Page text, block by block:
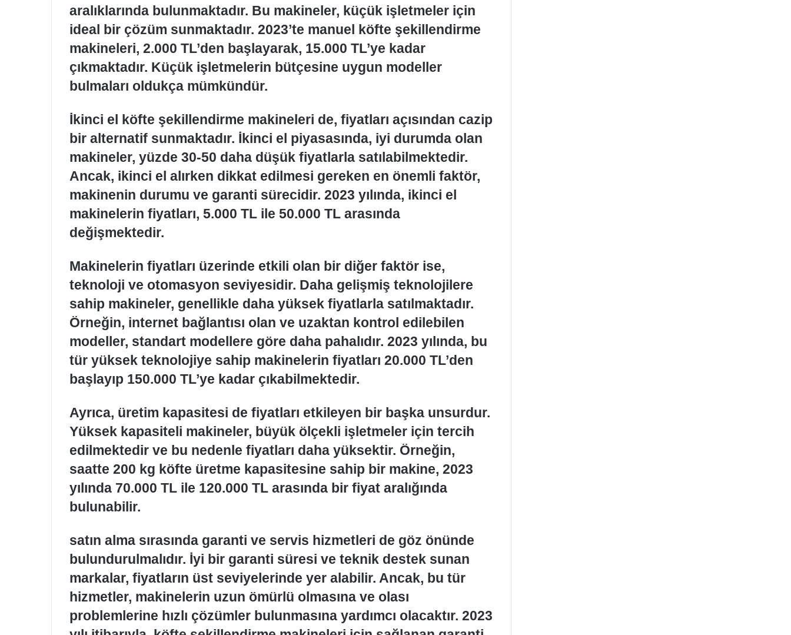
aralıklarında bulunmaktadır. Bu makineler, küçük işletmeler için
ideal bir çözüm sunmaktadır. 2023’te manuel köfte şekillendirme
makineleri, 2.000 TL’den başlayarak, 15.000 TL’ye kadar
çıkmaktadır. Küçük işletmelerin bütçesine uygun modeller
bulmaları oldukça mümkündür.
İkinci el köfte şekillendirme makineleri de, fiyatları açısından cazip
bir alternatif sunmaktadır. İkinci el piyasasında, iyi durumda olan
makineler, yüzde 30-50 daha düşük fiyatlarla satılabilmektedir.
Ancak, ikinci el alırken dikkat edilmesi gereken en önemli faktör,
makinenin durumu ve garanti sürecidir. 2023 yılında, ikinci el
makinelerin fiyatları, 5.000 TL ile 50.000 TL arasında
değişmektedir.
Makinelerin fiyatları üzerinde etkili olan bir diğer faktör ise,
teknoloji ve otomasyon seviyesidir. Daha gelişmiş teknolojilere
sahip makineler, genellikle daha yüksek fiyatlarla satılmaktadır.
Örneğin, internet bağlantısı olan ve uzaktan kontrol edilebilen
modeller, standart modellere göre daha pahalıdır. 2023 yılında, bu
tür yüksek teknolojiye sahip makinelerin fiyatları 20.000 TL’den
başlayıp 150.000 TL’ye kadar çıkabilmektedir.
Ayrıca, üretim kapasitesi de fiyatları etkileyen bir başka unsurdur.
Yüksek kapasiteli makineler, büyük ölçekli işletmeler için tercih
edilmektedir ve bu nedenle fiyatları daha yüksektir. Örneğin,
saatte 200 kg köfte üretme kapasitesine sahip bir makine, 2023
yılında 70.000 TL ile 120.000 TL arasında bir fiyat aralığında
bulunabilir.
satın alma sırasında garanti ve servis hizmetleri de göz önünde
bulundurulmalıdır. İyi bir garanti süresi ve teknik destek sunan
markalar, fiyatların üst seviyelerinde yer alabilir. Ancak, bu tür
hizmetler, makinelerin uzun ömürlü olmasına ve olası
problemlerine hızlı çözümler bulunmasına yardımcı olacaktır. 2023